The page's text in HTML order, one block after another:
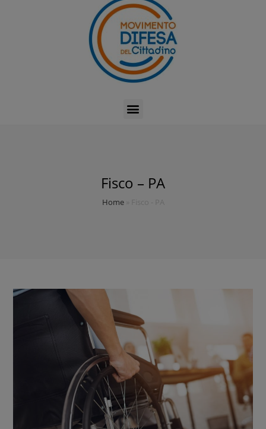
Fisco – PA
Home» Fisco - PA